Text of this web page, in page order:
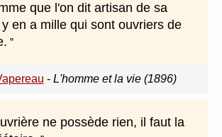
que l'on dit artisan de sa
en a mille qui sont ouvriers de
- L'homme et la vie (1896)
ne possède rien, il faut la